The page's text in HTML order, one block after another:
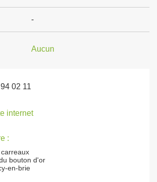
-
Aucun
02 11
internet
:
bouton d'or
en-brie